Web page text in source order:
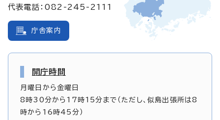
代表電話：082-245-2111
庁舎案内
開庁時間
月曜日から金曜日
8時30分から17時15分まで（ただし、似島出張所は8
時から16時45分）